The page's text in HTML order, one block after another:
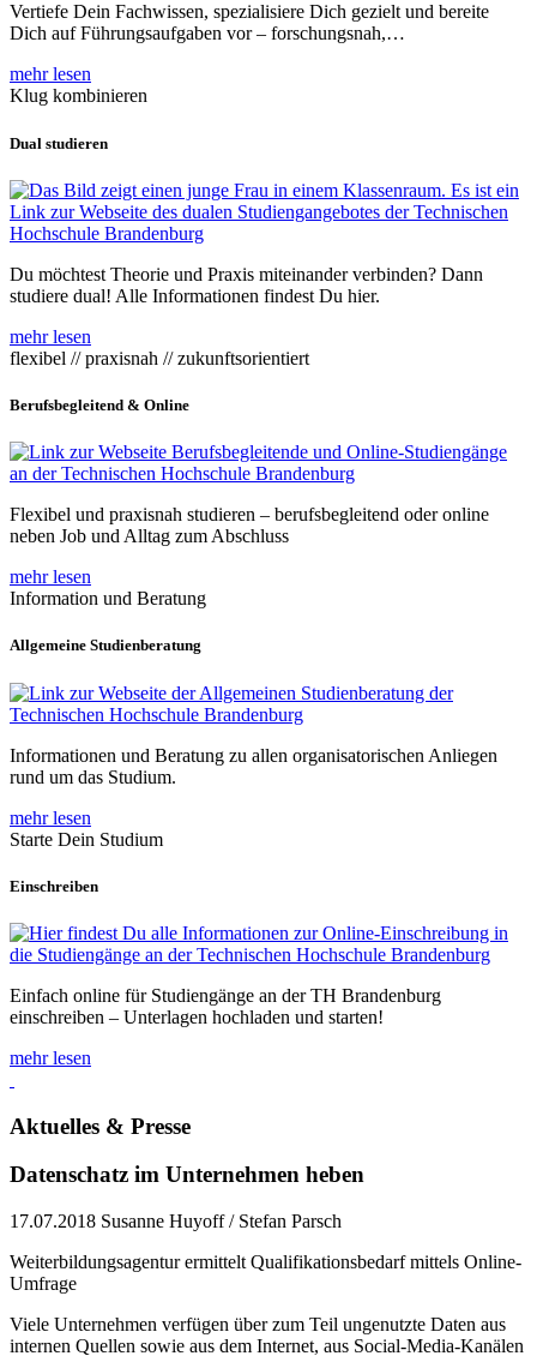
Vertiefe Dein Fachwissen, spezialisiere Dich gezielt und bereite
Dich auf Führungsaufgaben vor – forschungsnah,…
mehr lesen
Klug kombinieren
Dual studieren
Du möchtest Theorie und Praxis miteinander verbinden? Dann
studiere dual! Alle Informationen findest Du hier.
mehr lesen
flexibel // praxisnah // zukunftsorientiert
Berufsbegleitend & Online
Flexibel und praxisnah studieren – berufsbegleitend oder online
neben Job und Alltag zum Abschluss
mehr lesen
Information und Beratung
Allgemeine Studienberatung
Informationen und Beratung zu allen organisatorischen Anliegen
rund um das Studium.
mehr lesen
Starte Dein Studium
Einschreiben
Einfach online für Studiengänge an der TH Brandenburg
einschreiben – Unterlagen hochladen und starten!
mehr lesen
Aktuelles & Presse
Datenschatz im Unternehmen heben
17.07.2018 Susanne Huyoff / Stefan Parsch
Weiterbildungsagentur ermittelt Qualifikationsbedarf mittels Online-
Umfrage
Viele Unternehmen verfügen über zum Teil ungenutzte Daten aus
internen Quellen sowie aus dem Internet, aus Social-Media-Kanälen